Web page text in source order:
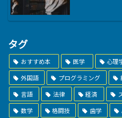
タグ
おすすめ本 医学 心理
外国語
プログラミング
言語
法律 経済
数学
格闘技 歯学